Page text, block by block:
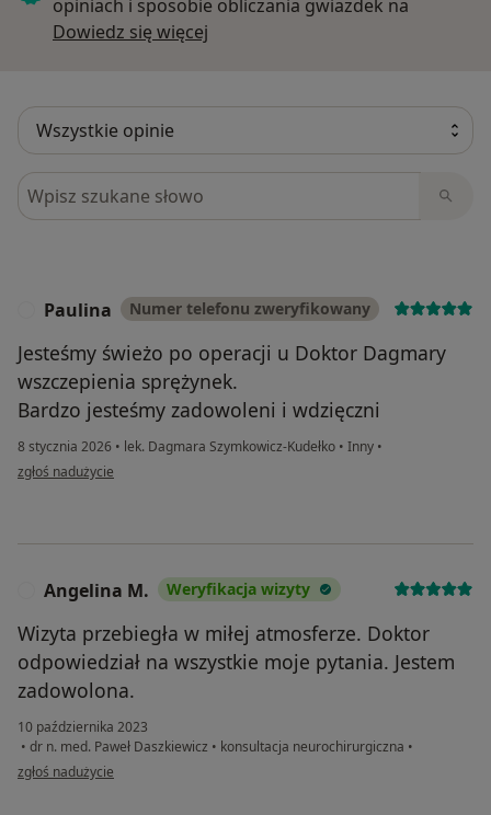
opiniach i sposobie obliczania gwiazdek na
Dowiedz się więcej
Szukaj w opiniach
Paulina Numer telefonu zweryfikowany
Jesteśmy świeżo po operacji u Doktor Dagmary
wszczepienia sprężynek.
Bardzo jesteśmy zadowoleni i wdzięczni
8 stycznia 2026 • lek. Dagmara Szymkowicz-Kudełko • Inny •
w opinii użytkownika Paulina
zgłoś nadużycie
Angelina M. Weryfikacja wizyty
Wizyta przebiegła w miłej atmosferze. Doktor
odpowiedział na wszystkie moje pytania. Jestem
zadowolona.
10 października 2023
• dr n. med. Paweł Daszkiewicz • konsultacja neurochirurgiczna •
w opinii użytkownika Angelina M.
zgłoś nadużycie